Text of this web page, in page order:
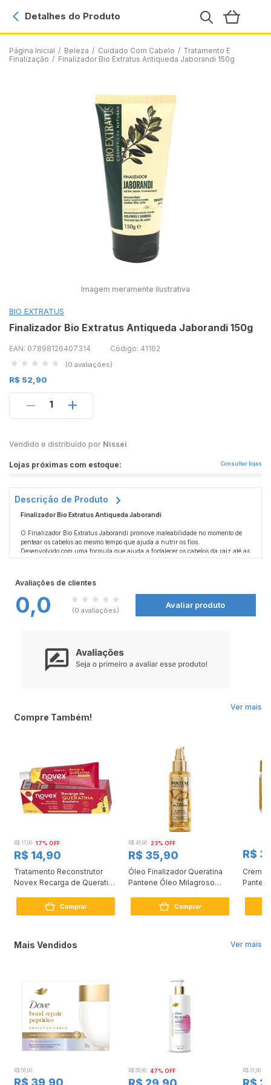
Página Inicial / Beleza / Cuidado Com Cabelo / Tratamento E
Finalização / Finalizador Bio Extratus Antiqueda Jaborandi 150g
Detalhes do Produto
Imagem meramente ilustrativa
BIO EXTRATUS
Finalizador Bio Extratus Antiqueda Jaborandi 150g
EAN: 07898126407314 Código: 41162
(0 avaliações)
R$ 52,90
1
Vendido e distribuído por Nissei
Lojas próximas com estoque: Consultar lojas
Descrição de Produto
Finalizador Bio Extratus Antiqueda Jaborandi
O Finalizador Bio Extratus Jaborandi promove maleabilidade no momento de
pentear os cabelos ao mesmo tempo que ajuda a nutrir os fios.
Desenvolvido com uma formula que ajuda a fortalecer os cabelos da raiz até as
pontas reconstruindo todos os danos e combatendo as pontas danificadas em
camada protetora contra os raios solares e contra o enfraquecimento dos fios.
Além de não deixar os cabelos com aspecto oleoso. Não deixe de conferir todos
os produtos Bio Extratus nas
Modo de Usar:
Avaliações de clientes
0,0 (0 avaliações)
Avaliar produto
Ver mais
Compre Também!
R$ 17,90 17% OFF
R$ 14,90
Tratamento Reconstrutor
Novex Recarga de Queratina
Comprar
R$ 46,90 23% OFF
R$ 35,90
Óleo Finalizador Queratina
Pantene Óleo Milagroso
Comprar
R$
Creme
Ver mais
Mais Vendidos
R$ 56,90
R$ 39,90
R$ 56,90 47% OFF R$ 31,90